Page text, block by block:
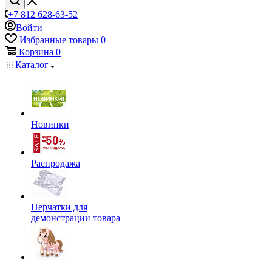
+7 812 628-63-52
Войти
Избранные товары 0
Корзина 0
Каталог
Новинки
Распродажа
Перчатки для
демонстрации товара